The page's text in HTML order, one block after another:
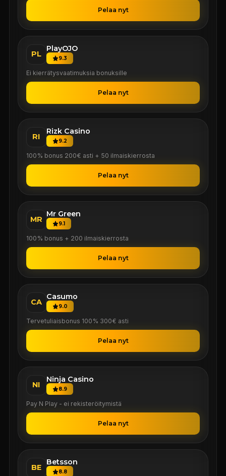
Pelaa nyt
PL
PlayOJO
9.3
Ei kierrätysvaatimuksia bonuksille
Pelaa nyt
RI
Rizk Casino
9.2
100% bonus 200€ asti + 50 ilmaiskierrosta
Pelaa nyt
MR
Mr Green
9.1
100% bonus + 200 ilmaiskierrosta
Pelaa nyt
CA
Casumo
9.0
Tervetuliaisbonus 100% 300€ asti
Pelaa nyt
NI
Ninja Casino
8.9
Pay N Play - ei rekisteröitymistä
Pelaa nyt
BE
Betsson
8.8